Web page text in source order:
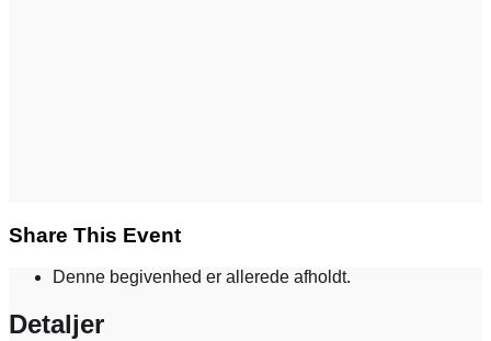
Share This Event
Denne begivenhed er allerede afholdt.
Detaljer